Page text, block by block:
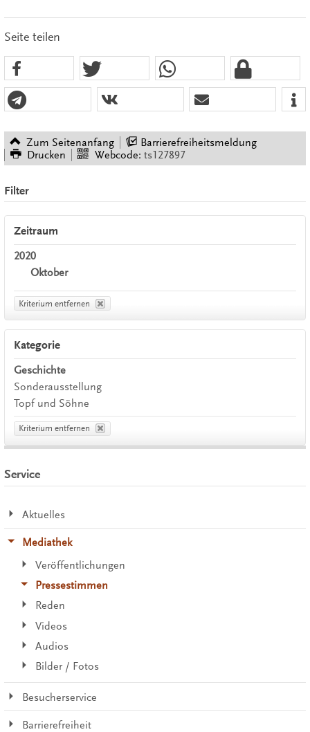
Seite teilen
Zum Seitenanfang
Barrierefreiheitsmeldung
Drucken
Webcode: ts127897
Filter
Zeitraum
2020
Oktober
Kriterium entfernen
Kategorie
Geschichte
Sonderausstellung
Topf und Söhne
Kriterium entfernen
Service
Aktuelles
Mediathek
Veröffentlichungen
Pressestimmen
Reden
Videos
Audios
Bilder / Fotos
Besucherservice
Barrierefreiheit